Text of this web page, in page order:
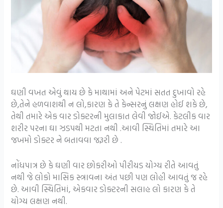
ઘણી વખત એવું થાય છે કે માથામાં અને પેટમાં સતત દુખાવો રહે
છે,તેને હળવાશથી ન લો,કારણ કે તે કેન્સરનું લક્ષણ હોઈ શકે છે,
તેથી તમારે એક વાર ડોક્ટરની મુલાકાત લેવી જોઈએ. કેટલીક વાર
શરીર પરના ઘા ઝડપથી મટતા નથી .આવી સ્થિતિમાં તમારે આ
જખમો ડોક્ટર ને બતાવવા જરૂરી છે .
નોંધપાત્ર છે કે ઘણી વાર છોકરીઓ પીરીયડ યોગ્ય રીતે આવતું
નથી જે લોકો માસિક સ્ત્રાવના અંત પછી પણ લોહી આવતું જ રહે
છે. આવી સ્થિતિમાં, એકવાર ડોક્ટરની સલાહ લો કારણ કે તે
યોગ્ય લક્ષણ નથી.